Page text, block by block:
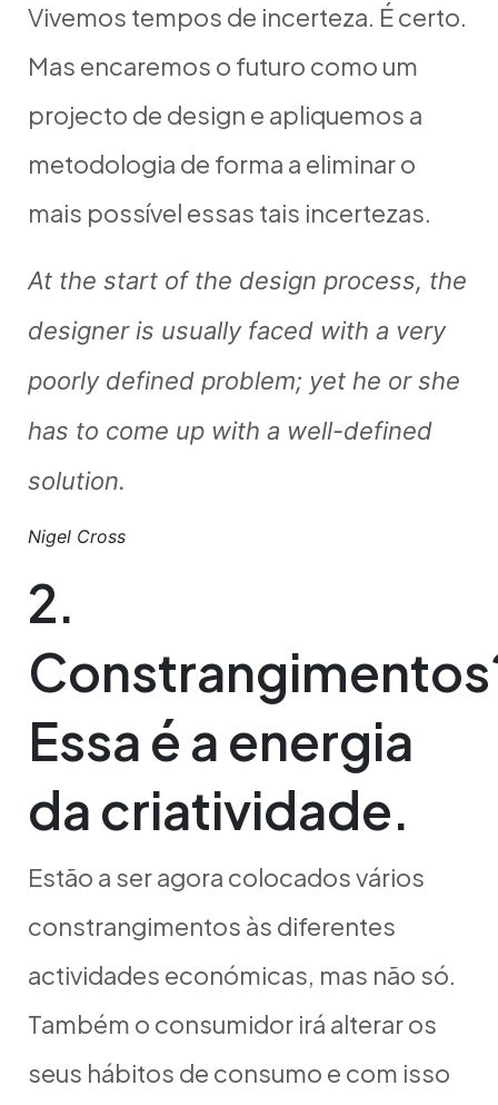
Vivemos tempos de incerteza. É certo.
Mas encaremos o futuro como um
projecto de design e apliquemos a
metodologia de forma a eliminar o
mais possível essas tais incertezas.
At the start of the design process, the
designer is usually faced with a very
poorly defined problem; yet he or she
has to come up with a well-defined
solution.
Nigel Cross
2.
Essa é a energia
da criatividade.
Estão a ser agora colocados vários
constrangimentos às diferentes
actividades económicas, mas não só.
Também o consumidor irá alterar os
seus hábitos de consumo e com isso